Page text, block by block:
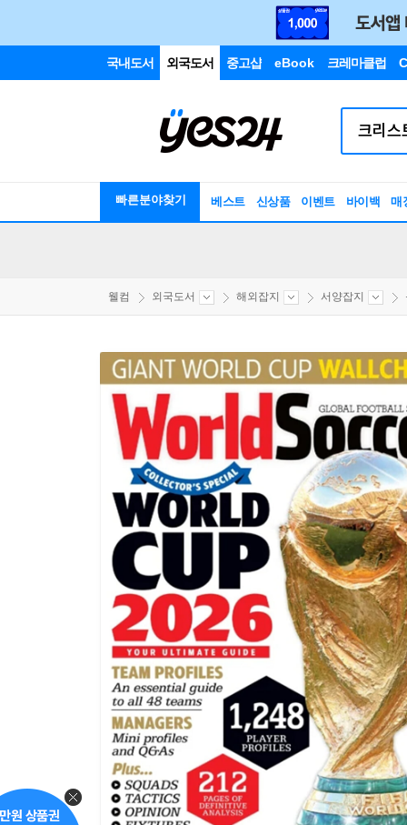
국내도서 외국도서 중고샵 eBook 크레마클럽
빠른분야찾기 베스트 신상품 이벤트 바이백 매
웰컴 외국도서 해외잡지 서양잡지